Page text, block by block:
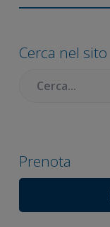
primaria
Cerca nel sito
Prenota